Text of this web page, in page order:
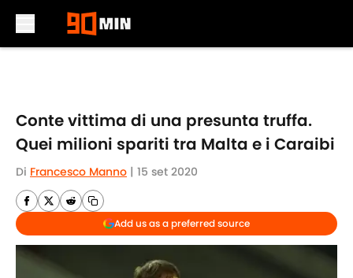
Conte vittima di una presunta truffa.
Quei milioni spariti tra Malta e i Caraibi
Di Francesco Manno | 15 set 2020
Add us as a preferred source